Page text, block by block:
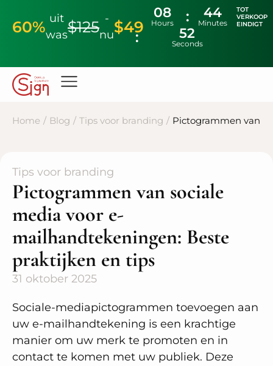
60% uit
was$125 -
nu$49
08
Hours
44
Minutes
51
Seconds
TOT
VERKOOP
EINDIGT
Home / Blog / Tips voor branding / Pictogrammen van
Tips voor branding
Pictogrammen van sociale
media voor e-
mailhandtekeningen: Beste
praktijken en tips
31 oktober 2025
Sociale-mediapictogrammen toevoegen aan
uw e-mailhandtekening is een krachtige
manier om uw merk te promoten en in
contact te komen met uw publiek. Deze